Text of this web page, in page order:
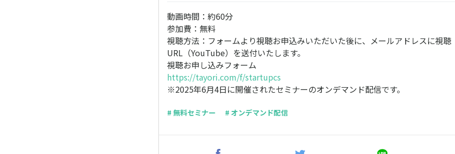
動画時間：約60分
参加費：無料
視聴方法：フォームより視聴お申込みいただいた後に、メールアドレスに視聴
URL（YouTube）を送付いたします。
視聴お申し込みフォーム
https://tayori.com/f/startupcs
※2025年6月4日に開催されたセミナーのオンデマンド配信です。
# 無料セミナー # オンデマンド配信